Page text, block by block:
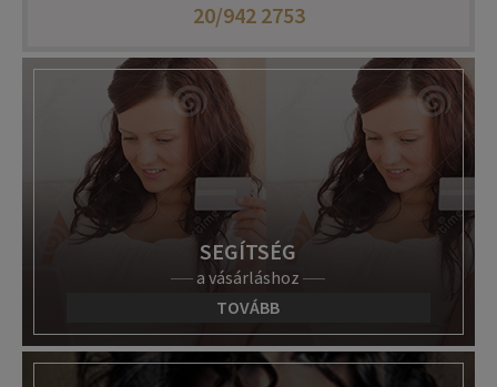
20/942 2753
SEGÍTSÉG
a vásárláshoz
TOVÁBB